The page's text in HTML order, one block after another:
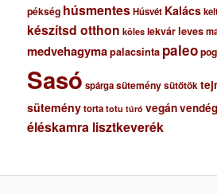
pékség húsmentesHúsvét Kalács
készítsd otthon köles lekvárleves
medvehagymapalacsinta paleo
Sasó spárgasüteménysütőtök
süteménytorta totu túró vegán
éléskamra lisztkeverék